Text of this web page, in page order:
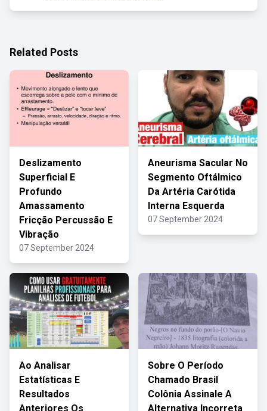
Related Posts
Deslizamento
Superficial E
Profundo
Amassamento
Fricção Percussão E
Vibração
07 September 2024
Aneurisma Sacular No
Segmento Oftálmico
Da Artéria Carótida
Interna Esquerda
07 September 2024
Ao Analisar
Estatísticas E
Resultados
Anteriores Os
Sobre O Período
Chamado Brasil
Colônia Assinale A
Alternativa Incorreta